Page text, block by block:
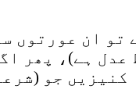
تو ان عورتوں
ہے)، پھر
جو